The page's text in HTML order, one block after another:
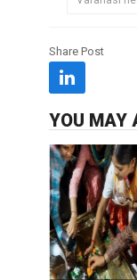
Share Post
YOU MAY